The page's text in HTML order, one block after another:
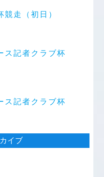
競走（初日）
ス記者クラブ杯
ス記者クラブ杯
イブ